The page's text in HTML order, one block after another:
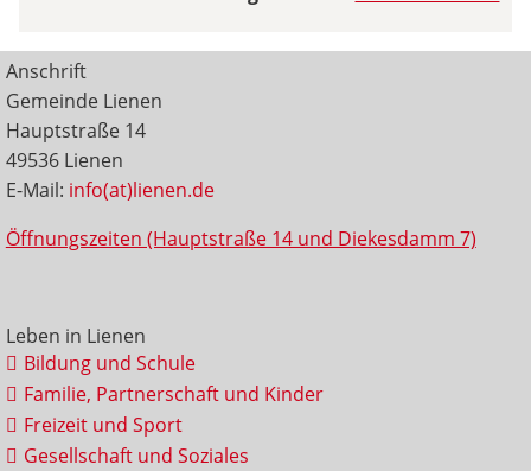
Anschrift
Gemeinde Lienen
Hauptstraße 14
49536 Lienen
E-Mail: info(at)lienen.de
Öffnungszeiten (Hauptstraße 14 und Diekesdamm 7)
Leben in Lienen
Bildung und Schule
Familie, Partnerschaft und Kinder
Freizeit und Sport
Gesellschaft und Soziales